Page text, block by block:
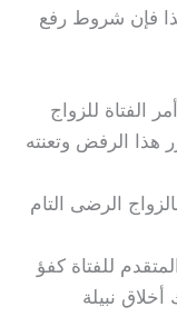
فإن شروط رفع
للزواج
هذا الرفض وتعنته
الرضى التام
للفتاة كفؤ
نبيلة